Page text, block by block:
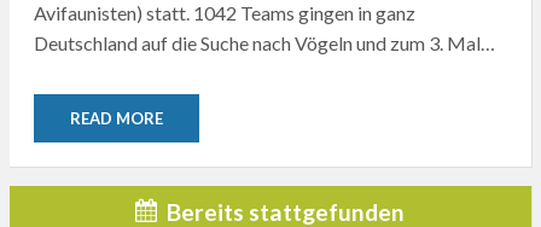
Avifaunisten) statt. 1042 Teams gingen in ganz
Deutschland auf die Suche nach Vögeln und zum 3. Mal…
READ MORE
Bereits stattgefunden